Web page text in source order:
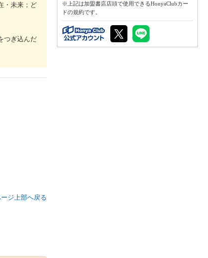
・未来；ど
つぎ込んだ
ジ上部へ戻る
※上記は加盟書店店頭で使用できるHonyaClubカー
ドの規約です。